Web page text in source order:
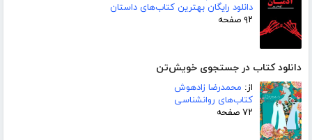
دانلود رایگان بهترین کتاب‌های داستان
۹۲ صفحه
دانلود کتاب در جستجوی خویش‌تن
از: محمدرضا زادهوش
کتاب‌های روانشناسی
۷۲ صفحه